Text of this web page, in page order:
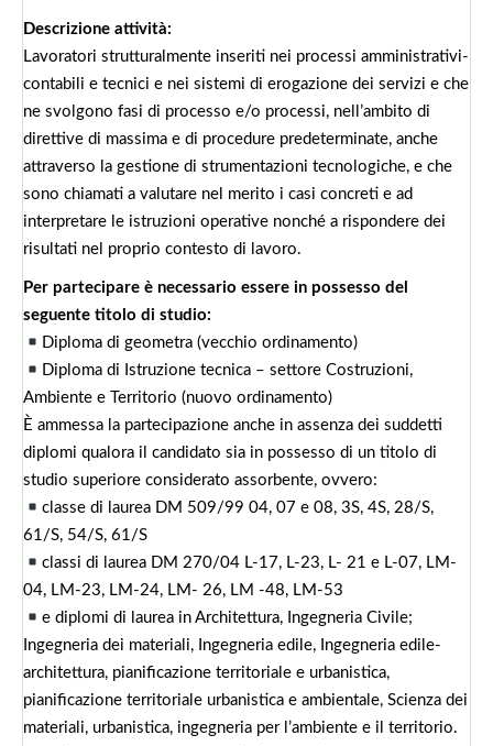
Descrizione attività:
Lavoratori strutturalmente inseriti nei processi amministrativi-
contabili e tecnici e nei sistemi di erogazione dei servizi e che
ne svolgono fasi di processo e/o processi, nell’ambito di
direttive di massima e di procedure predeterminate, anche
attraverso la gestione di strumentazioni tecnologiche, e che
sono chiamati a valutare nel merito i casi concreti e ad
interpretare le istruzioni operative nonché a rispondere dei
risultati nel proprio contesto di lavoro.
Per partecipare è necessario essere in possesso del
seguente titolo di studio:
Diploma di geometra (vecchio ordinamento)
Diploma di Istruzione tecnica – settore Costruzioni,
Ambiente e Territorio (nuovo ordinamento)
È ammessa la partecipazione anche in assenza dei suddetti
diplomi qualora il candidato sia in possesso di un titolo di
studio superiore considerato assorbente, ovvero:
classe di laurea DM 509/99 04, 07 e 08, 3S, 4S, 28/S,
61/S, 54/S, 61/S
classi di laurea DM 270/04 L-17, L-23, L- 21 e L-07, LM-
04, LM-23, LM-24, LM- 26, LM -48, LM-53
e diplomi di laurea in Architettura, Ingegneria Civile;
Ingegneria dei materiali, Ingegneria edile, Ingegneria edile-
architettura, pianificazione territoriale e urbanistica,
pianificazione territoriale urbanistica e ambientale, Scienza dei
materiali, urbanistica, ingegneria per l’ambiente e il territorio.